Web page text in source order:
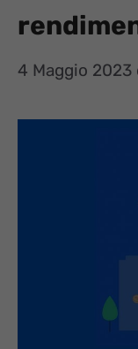
4 Maggio 2023